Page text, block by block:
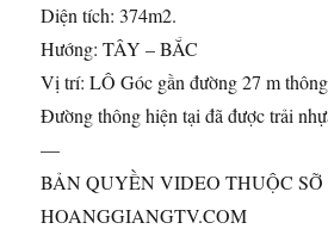
Diện tích: 374m2.
Hướng: TÂY – BẮC
Vị trí: LÔ Góc gần đường 27 m
Đường thông hiện tại đã được trải
—
BẢN QUYỀN VIDEO THUỘC SỠ
HOANGGIANGTV.COM